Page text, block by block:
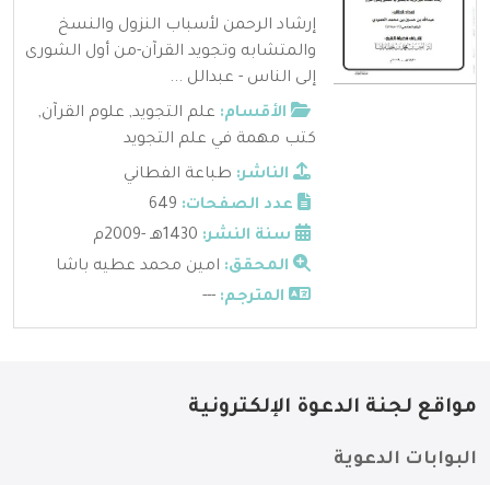
إرشاد الرحمن لأسباب النزول والنسخ
والمتشابه وتجويد القرآن-من أول الشورى
إلى الناس - عبدالل ...
الأقسام: علم التجويد, علوم القرآن,
كتب مهمة في علم التجويد
الناشر: طباعة الفطاني
عدد الصفحات:
سنة النشر:
المحقق: امين محمد عطيه باشا
المترجم: ---
مواقع لجنة الدعوة الإلكترونية
البوابات الدعوية